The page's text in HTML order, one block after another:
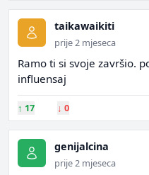
taikawaikiti
prije 2 mjeseca
Ramo ti si svoje završio.
influensaj
↑ 17 ↓ 0
genijalcina
prije 2 mjeseca